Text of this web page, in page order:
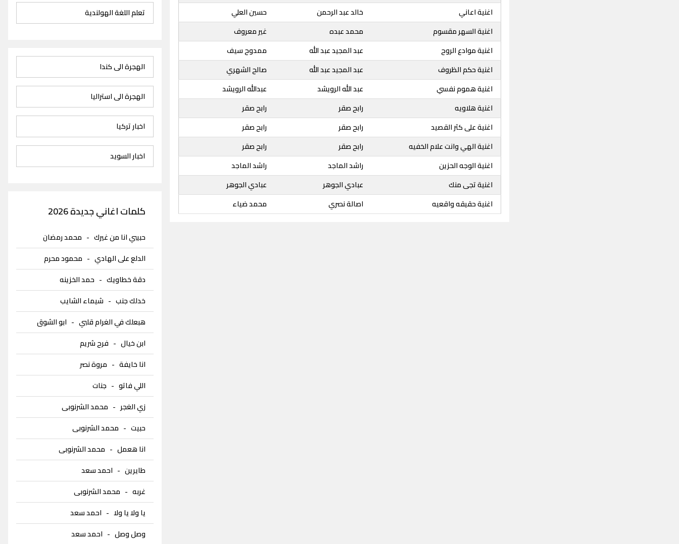
اغنية اعاني
خالد عبد الرحمن
حسين العلي
اغنية السهر مقسوم
محمد عبده
غير معروف
اغنية موادع الروح
عبد المجيد عبد الله
ممدوح سيف
اغنية حكم الظروف
عبد المجيد عبد الله
صالح الشهري
اغنية هموم نفسي
عبد الله الرويشد
عبدالله الرويشد
اغنية هلاويه
رابح صقر
رابح صقر
اغنية على كثر القصيد
رابح صقر
رابح صقر
اغنية الهي وانت علام الخفيه
رابح صقر
رابح صقر
اغنية الوجه الحزين
راشد الماجد
راشد الماجد
اغنية تجى منك
عبادي الجوهر
عبادي الجوهر
اغنية حقيقه واقعيه
اصالة نصري محمد ضياء
تعلم اللغة الهولندية
الهجرة الى كندا
الهجرة الى استراليا
اخبار تركيا
اخبار السويد
كلمات اغاني جديدة 2026
حبيبي انا من غيرك- محمد رمضان
الدلع على الهادي- محمود محرم
دقة خطاويك- حمد الخزينه
خدلك جنب- شيماء الشايب
هبعلك في الغرام قلبي- ابو الشوق
ابن خيال- فرح شريم
انا خايفة- مروة نصر
اللي فاتو- جنات
زي الغجر - محمد الشرنوبى
حبيت- محمد الشرنوبى
انا هعمل- محمد الشرنوبى
طايرين- احمد سعد
غربه- محمد الشرنوبى
يا ولا يا ولا- احمد سعد
وصل وصل- احمد سعد